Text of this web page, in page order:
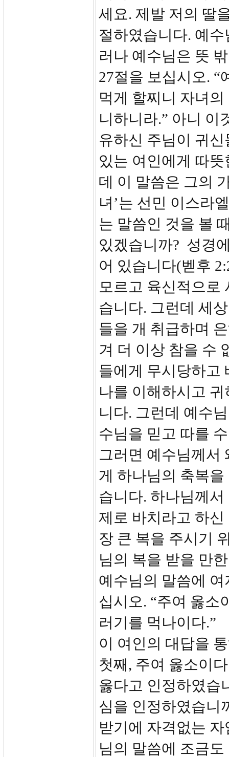
세요. 제발 저의 딸
절하였습니다. 예
러나 예수님은 뜻
27절을 보십시오. “
먹게 할찌니 자녀
니하니라.” 아니 이
유하신 주님이 귀
있는 여인에게 따
데 이 말씀은 그의
녀’는 선민 이스라
는 말씀인 것을 볼
있겠습니까? 성경
어 있습니다(벧후
모르고 육신적으로
습니다. 그런데 세
들을 개 취급하며
겨 더 이상 참을 수
들에게 무시당하고
나를 이해하시고
니다. 그런데 예수
수님을 믿고 따를
그러면 예수님께서
게 하나님의 축복
습니다. 하나님께
제로 바치라고 하
장 큰 복을 주시기
님의 복을 받을 만
예수님의 말씀에
십시오. “주여 옳소
러기를 먹나이다.”
이 여인의 대답을
첫째, 주여 옳소이
옳다고 인정하였습
심을 인정하였습니
받기에 자격없는
님의 말씀에 조금